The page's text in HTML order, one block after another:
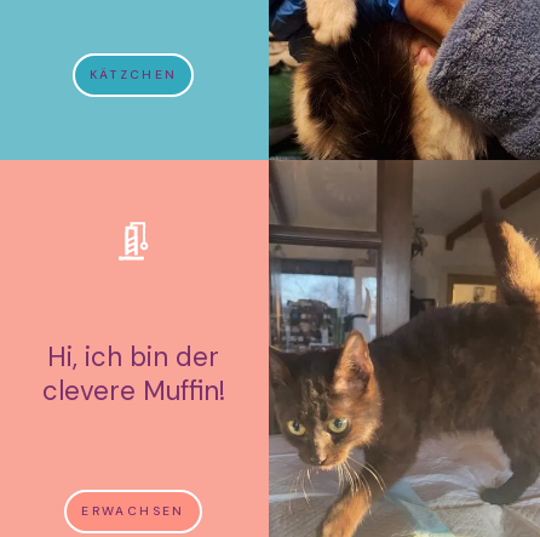
KÄTZCHEN
Hi, ich bin der
clevere Muffin!
ERWACHSEN